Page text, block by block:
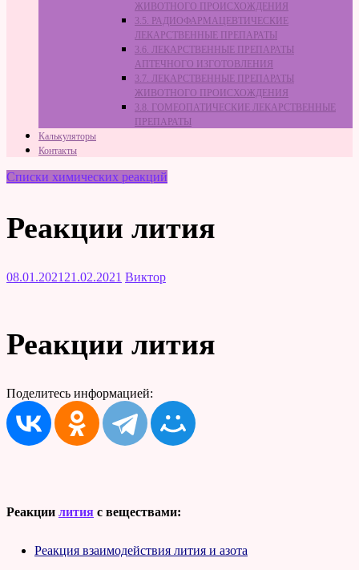
ЖИВОТНОГО ПРОИСХОЖДЕНИЯ
3.5. РАДИОФАРМАЦЕВТИЧЕСКИЕ
ЛЕКАРСТВЕННЫЕ ПРЕПАРАТЫ
3.6. ЛЕКАРСТВЕННЫЕ ПРЕПАРАТЫ
АПТЕЧНОГО ИЗГОТОВЛЕНИЯ
3.7. ЛЕКАРСТВЕННЫЕ ПРЕПАРАТЫ
ЖИВОТНОГО ПРОИСХОЖДЕНИЯ
3.8. ГОМЕОПАТИЧЕСКИЕ ЛЕКАРСТВЕННЫЕ
ПРЕПАРАТЫ
Калькуляторы
Контакты
Списки химических реакций
Реакции лития
08.01.2021 21.02.2021 Виктор
Реакции лития
Поделитесь информацией:
Реакции лития с веществами:
Реакция взаимодействия лития и азота